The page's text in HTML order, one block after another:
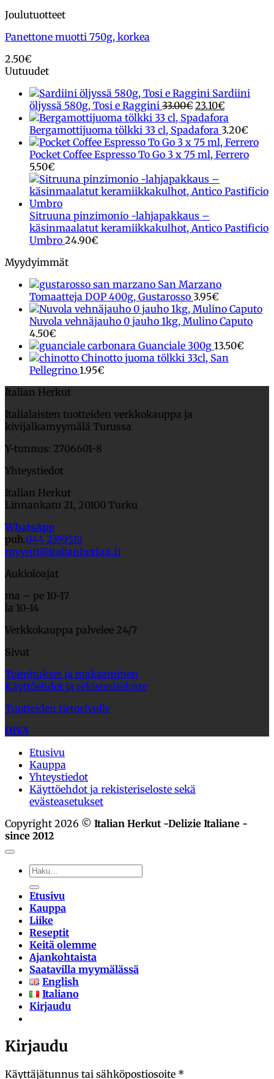
Joulutuotteet
Panettone muotti 750g, korkea
2.50€
Uutuudet
Sardiini
öljyssä 580g, Tosi e Raggini 33.00€ Alkuperäinen
hinta
oli:
33.00€.
23.10€Nykyinen
hinta
on:
23.10€.
Bergamottijuoma tölkki 33 cl, Spadafora 3.20€
Pocket Coffee Espresso To Go 3 x 75 ml, Ferrero
5.50€
Sitruuna pinzimonio -lahjapakkaus –
käsinmaalatut keramiikkakulhot, Antico Pastificio
Umbro 24.90€
Myydyimmät
San Marzano
Tomaatteja DOP 400g, Gustarosso 3.95€
Nuvola vehnäjauho 0 jauho 1kg, Mulino Caputo
4.50€
Guanciale 300g 13.50€
Chinotto juoma tölkki 33cl, San
Pellegrino 1.95€
Italian Herkut
Italialaisten tuotteiden verkkokauppa ja
kivijalkamyymälä Turussa
Y-tunnus: 2706601-8
Yhteystiedot
Italian Herkut
Linnankatu 21, 20100 Turku
WhatsApp
puh.044 2359519
myynti@italianherkut.fi
Aukioloajat
ma – pe 10-17
la 10-14
Verkkokauppa palvelee 24/7
Sivut
Toimitukset ja maksaminen
Käyttöehdot ja rekisteriseloste
Tuotteiden tietosivulle
OIVA
Etusivu
Kauppa
Yhteystiedot
Käyttöehdot ja rekisteriseloste sekä
evästeasetukset
Copyright 2026 © Italian Herkut -Delizie Italiane -
since 2012
Etsi:
Etusivu
Kauppa
Liike
Reseptit
Keitä olemme
Ajankohtaista
Saatavilla myymälässä
English
Italiano
Kirjaudu
Kirjaudu
Käyttäjätunnus tai sähköpostiosoite *